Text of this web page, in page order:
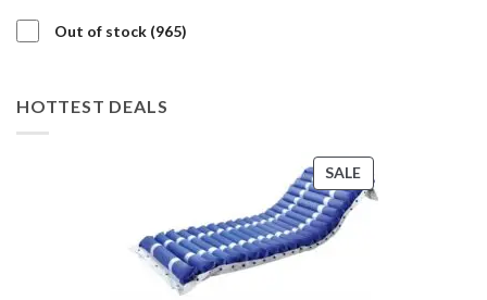
Out of stock 965965
HOTTEST DEALS
SALEPRODUCT
ON